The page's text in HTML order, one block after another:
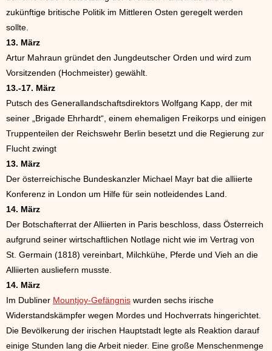
zukünftige britische Politik im Mittleren Osten geregelt werden
sollte.
13. März
Artur Mahraun gründet den Jungdeutscher Orden und wird zum
Vorsitzenden (Hochmeister) gewählt.
13.-17. März
Putsch des Generallandschaftsdirektors Wolfgang Kapp, der mit
seiner „Brigade Ehrhardt“, einem ehemaligen Freikorps und einigen
Truppenteilen der Reichswehr Berlin besetzt und die Regierung zur
Flucht zwingt
13. März
Der österreichische Bundeskanzler Michael Mayr bat die alliierte
Konferenz in London um Hilfe für sein notleidendes Land.
14. März
Der Botschafterrat der Alliierten in Paris beschloss, dass Österreich
aufgrund seiner wirtschaftlichen Notlage nicht wie im Vertrag von
St. Germain (1818) vereinbart, Milchkühe, Pferde und Vieh an die
Alliierten ausliefern musste.
14. März
Im Dubliner Mountjoy-Gefängnis wurden sechs irische
Widerstandskämpfer wegen Mordes und Hochverrats hingerichtet.
Die Bevölkerung der irischen Hauptstadt legte als Reaktion darauf
einige Stunden lang die Arbeit nieder. Eine große Menschenmenge